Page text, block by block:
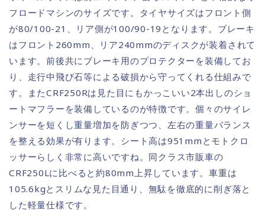
フロードマシンのサイズです。タイヤサイズはフロント側
が80/100-21、リア側が100/90-19となります。ブレーキ
はフロント260mm、リア240mmのディスクが装着されて
います。前後共にブレーキ用のプロテクターを装備してお
り、走行中飛び石等による破損から守ってくれる仕組みで
す。またCRF250Rは見た目にもかっこいい2本出しのショ
ートマフラーを装備しているのが特徴です。個々のサイレ
ンサーを短くし重量増加を防ぎつつ、左右の重量バランス
を整える効果が有ります。シート高は951mmとモトクロ
ッサーらしく非常に高いですね。同クラス市販車の
CRF250Lに比べると約80mm上昇しています。車重は
105.6kgとスリムな見た目通り、無駄を徹底的に削ぎ落と
した軽量仕様です。